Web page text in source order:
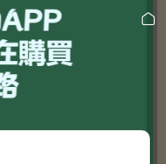
